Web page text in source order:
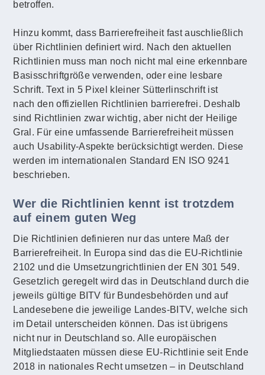
betroffen.
Hinzu kommt, dass Barrierefreiheit fast auschließlich
über Richtlinien definiert wird. Nach den aktuellen
Richtlinien muss man noch nicht mal eine erkennbare
Basisschriftgröße verwenden, oder eine lesbare
Schrift. Text in 5 Pixel kleiner Sütterlinschrift ist
nach den offiziellen Richtlinien barrierefrei. Deshalb
sind Richtlinien zwar wichtig, aber nicht der Heilige
Gral. Für eine umfassende Barrierefreiheit müssen
auch Usability-Aspekte berücksichtigt werden. Diese
werden im internationalen Standard EN ISO 9241
beschrieben.
Wer die Richtlinien kennt ist trotzdem
auf einem guten Weg
Die Richtlinien definieren nur das untere Maß der
Barrierefreiheit. In Europa sind das die EU-Richtlinie
2102 und die Umsetzungrichtlinien der EN 301 549.
Gesetzlich geregelt wird das in Deutschland durch die
jeweils gültige BITV für Bundesbehörden und auf
Landesebene die jeweilige Landes-BITV, welche sich
im Detail unterscheiden können. Das ist übrigens
nicht nur in Deutschland so. Alle europäischen
Mitgliedstaaten müssen diese EU-Richtlinie seit Ende
2018 in nationales Recht umsetzen – in Deutschland